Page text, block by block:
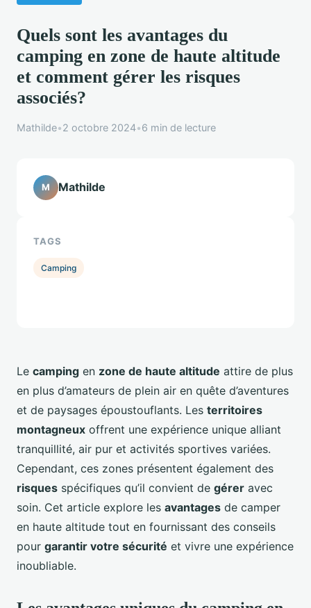
Quels sont les avantages du
camping en zone de haute altitude
et comment gérer les risques
associés?
Mathilde•2 octobre 2024•6 min de lecture
Le camping en zone de haute altitude attire de plus
en plus d’amateurs de plein air en quête d’aventures
et de paysages époustouflants. Les territoires
montagneux offrent une expérience unique alliant
tranquillité, air pur et activités sportives variées.
Cependant, ces zones présentent également des
risques spécifiques qu’il convient de gérer avec
soin. Cet article explore les avantages de camper
en haute altitude tout en fournissant des conseils
pour garantir votre sécurité et vivre une expérience
inoubliable.
M Mathilde
TAGS
Camping